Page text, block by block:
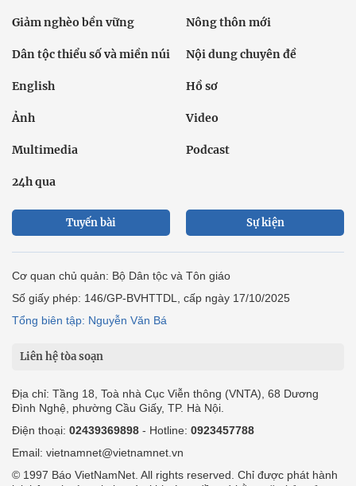
Giảm nghèo bền vững Nông thôn mới
Dân tộc thiểu số và miền núi Nội dung chuyên đề
English Hồ sơ
Ảnh Video
Multimedia Podcast
24h qua
Tuyến bài Sự kiện
Cơ quan chủ quản: Bộ Dân tộc và Tôn giáo
Số giấy phép: 146/GP-BVHTTDL, cấp ngày 17/10/2025
Tổng biên tập: Nguyễn Văn Bá
Liên hệ tòa soạn
Địa chỉ: Tầng 18, Toà nhà Cục Viễn thông (VNTA), 68 Dương
Đình Nghệ, phường Cầu Giấy, TP. Hà Nội.
Điện thoại: 02439369898 - Hotline: 0923457788
Email: vietnamnet@vietnamnet.vn
© 1997 Báo VietNamNet. All rights reserved. Chỉ được phát hành